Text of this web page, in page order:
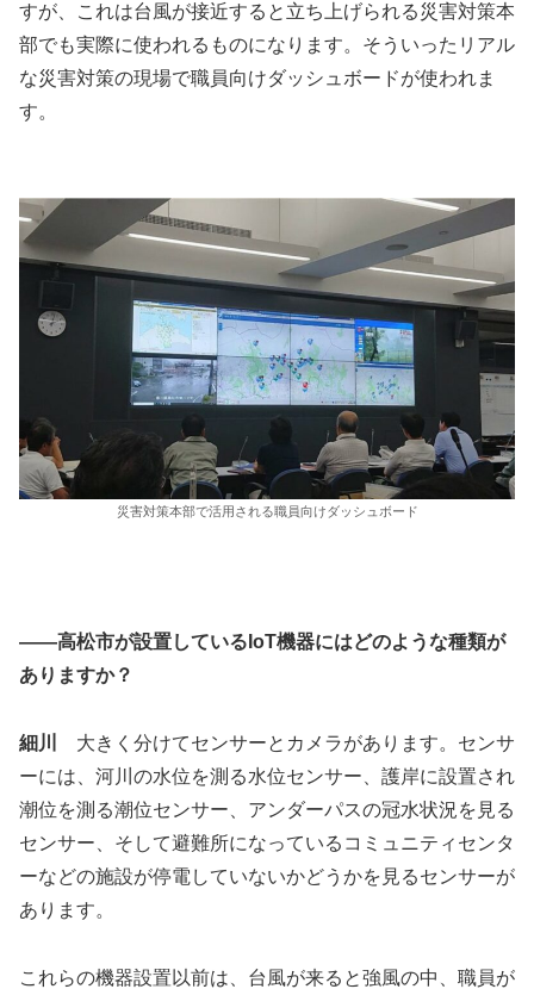
すが、これは台風が接近すると立ち上げられる災害対策本
部でも実際に使われるものになります。そういったリアル
な災害対策の現場で職員向けダッシュボードが使われま
す。
災害対策本部で活用される職員向けダッシュボード
――高松市が設置しているIoT機器にはどのような種類が
ありますか？
細川
大きく分けてセンサーとカメラがあります。センサ
ーには、河川の水位を測る水位センサー、護岸に設置され
潮位を測る潮位センサー、アンダーパスの冠水状況を見る
センサー、そして避難所になっているコミュニティセンタ
ーなどの施設が停電していないかどうかを見るセンサーが
あります。
これらの機器設置以前は、台風が来ると強風の中、職員が